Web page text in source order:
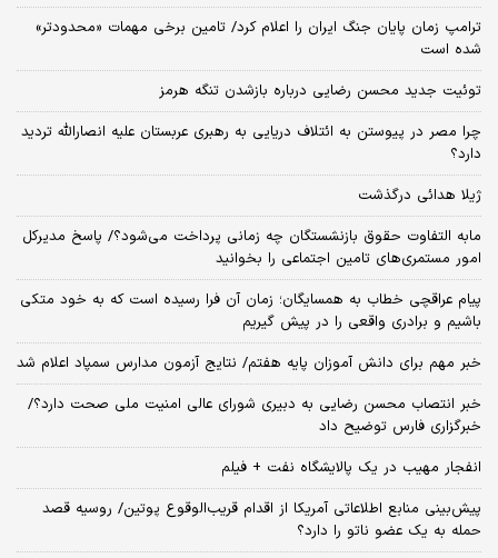
ترامپ زمان پایان جنگ ایران را اعلام کرد/ تامین برخی مهمات «محدودتر»
شده است
توئیت جدید محسن رضایی درباره بازشدن تنگه هرمز
چرا مصر در پیوستن به ائتلاف دریایی به رهبری عربستان علیه انصارالله تردید
دارد؟
ژیلا هدائی درگذشت
مابه التفاوت حقوق بازنشستگان چه زمانی پرداخت می‌شود؟/ پاسخ مدیرکل
امور مستمری‌های تامین اجتماعی را بخوانید
پیام عراقچی خطاب به همسایگان؛ زمان آن فرا رسیده است که به خود متکی
باشیم و برادری واقعی را در پیش گیریم
خبر مهم برای دانش آموزان پایه هفتم/ نتایج آزمون مدارس سمپاد اعلام شد
خبر انتصاب محسن رضایی به دبیری شورای عالی امنیت ملی صحت دارد؟/
خبرگزاری فارس توضیح داد
انفجار مهیب در یک پالایشگاه نفت + فیلم
پیش‌بینی منابع اطلاعاتی آمریکا از اقدام قریب‌الوقوع پوتین/ روسیه قصد
حمله به یک عضو ناتو را دارد؟